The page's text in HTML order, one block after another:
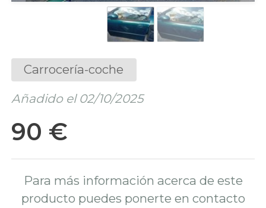
Carrocería-coche
Añadido el 02/10/2025
90 €
Para más información acerca de este
producto puedes ponerte en contacto